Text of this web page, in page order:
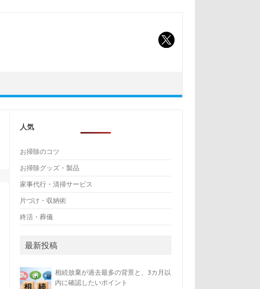
人気
お掃除のコツ
お掃除グッズ・製品
家事代行・清掃サービス
片づけ・収納術
終活・葬儀
最新投稿
相続放棄が過去最多の背景と、3カ月以
内に確認したいポイント